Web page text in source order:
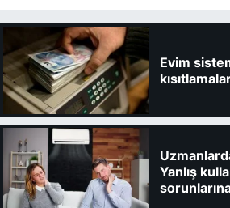
Evim
Yanlış